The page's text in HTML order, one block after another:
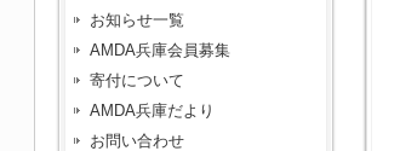
お知らせ一覧
AMDA兵庫会員募集
寄付について
AMDA兵庫だより
お問い合わせ